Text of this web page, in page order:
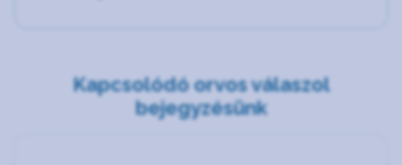
Kapcsolódó orvos válaszol
bejegyzésünk